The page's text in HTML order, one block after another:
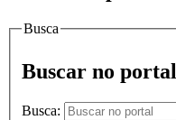
Busca
Buscar no portal
Busca: